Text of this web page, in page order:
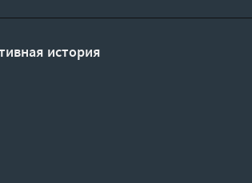
история